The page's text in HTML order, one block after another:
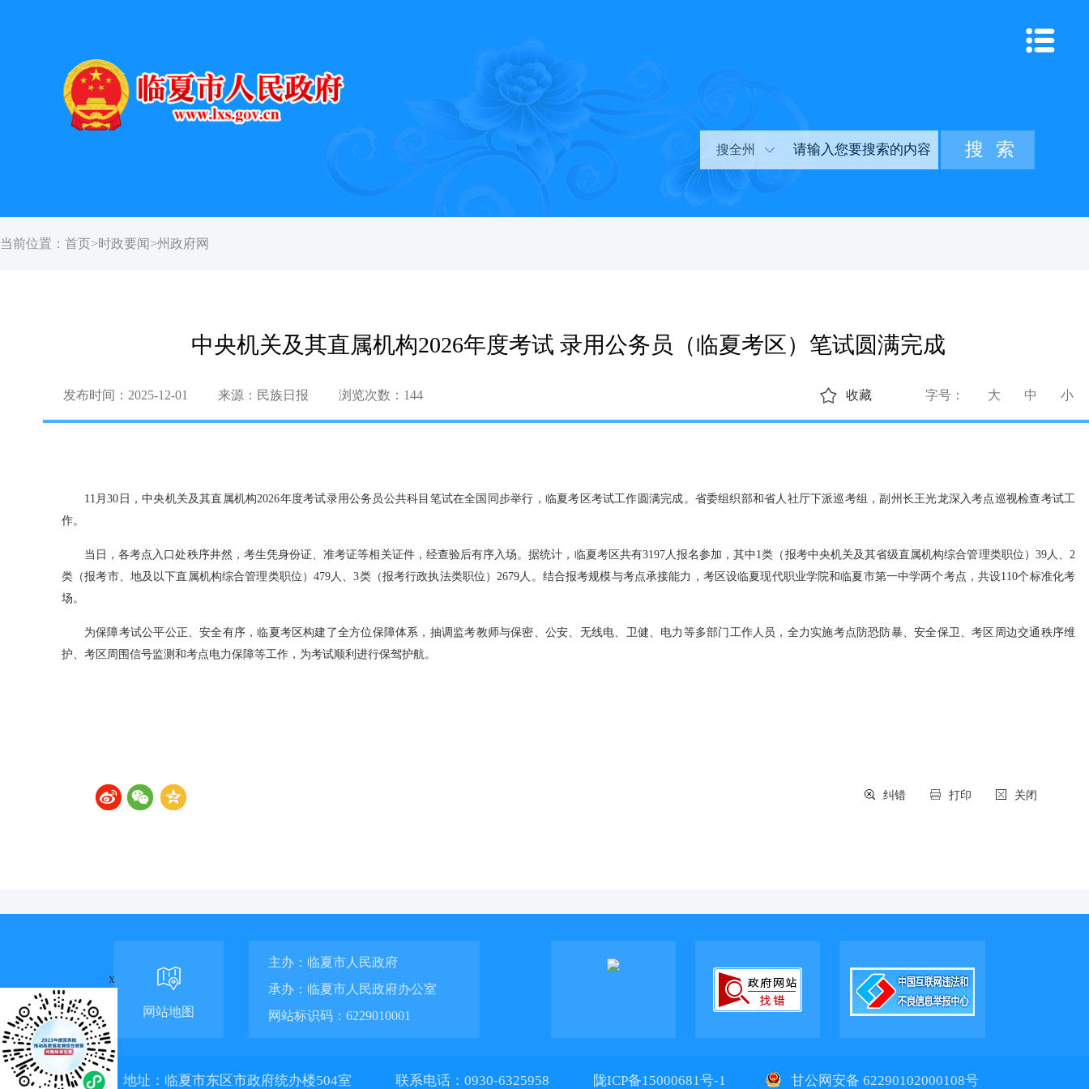
搜全州
当前位置： 首页>时政要闻 >州政府网
中央机关及其直属机构2026年度考试 录用公务员（临夏考区）笔试圆满完成
发布时间：2025-12-01 来源：民族日报 浏览次数： 144 字号： 大 中 小
收藏
11月30日，中央机关及其直属机构2026年度考试录用公务员公共科目笔试在全国同步举行，临夏考区考试工作圆满完成。省委组织部和省人社厅下派巡考组，副州长王光龙深入考点巡视检查考试工
作。
当日，各考点入口处秩序井然，考生凭身份证、准考证等相关证件，经查验后有序入场。据统计，临夏考区共有3197人报名参加，其中1类（报考中央机关及其省级直属机构综合管理类职位）39人、2
类（报考市、地及以下直属机构综合管理类职位）479人、3类（报考行政执法类职位）2679人。结合报考规模与考点承接能力，考区设临夏现代职业学院和临夏市第一中学两个考点，共设110个标准化考
场。
为保障考试公平公正、安全有序，临夏考区构建了全方位保障体系，抽调监考教师与保密、公安、无线电、卫健、电力等多部门工作人员，全力实施考点防恐防暴、安全保卫、考区周边交通秩序维
护、考区周围信号监测和考点电力保障等工作，为考试顺利进行保驾护航。
关闭
打印
纠错
网站地图
主办：临夏市人民政府
承办：临夏市人民政府办公室
网站标识码：6229010001
地址：临夏市东区市政府统办楼504室 联系电话：0930-6325958 陇ICP备15000681号-1 甘公网安备 62290102000108号
x